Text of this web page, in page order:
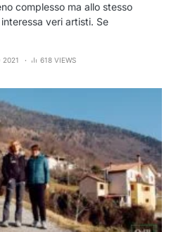
complesso ma allo stesso
veri artisti. Se
2021 618 VIEWS